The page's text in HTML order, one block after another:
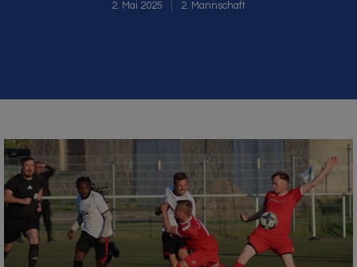
2. Mai 2025 2. Mannschaft